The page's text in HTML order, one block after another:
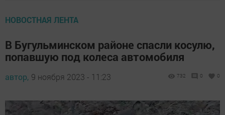
НОВОСТНАЯ ЛЕНТА
В Бугульминском районе спасли косулю,
попавшую под колеса автомобиля
автор, 9 ноября 2023 - 11:23 732 0 0